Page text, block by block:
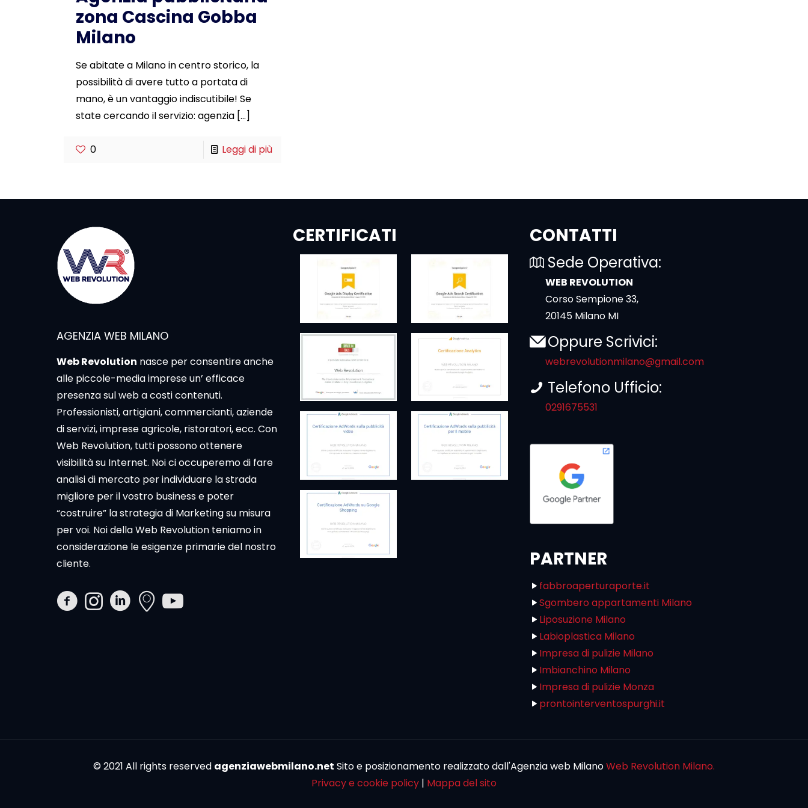
zona Cascina Gobba
Milano
Se abitate a Milano in centro storico, la
possibilità di avere tutto a portata di
mano, è un vantaggio indiscutibile! Se
state cercando il servizio: agenzia[…]
0 Leggi di più
AGENZIA WEB MILANO
Web Revolution nasce per consentire anche
alle piccole-media imprese un’ efficace
presenza sul web a costi contenuti.
Professionisti, artigiani, commercianti, aziende
di servizi, imprese agricole, ristoratori, ecc. Con
Web Revolution, tutti possono ottenere
visibilità su Internet. Noi ci occuperemo di fare
analisi di mercato per individuare la strada
migliore per il vostro business e poter
“costruire” la strategia di Marketing su misura
per voi. Noi della Web Revolution teniamo in
considerazione le esigenze primarie del nostro
cliente.
CERTIFICATI CONTATTI
Sede Operativa:
WEB REVOLUTION
Corso Sempione 33,
20145 Milano MI
Oppure Scrivici:
webrevolutionmilano@gmail.com
Telefono Ufficio:
0291675531
PARTNER
fabbroaperturaporte.it
Sgombero appartamenti Milano
Liposuzione Milano
Labioplastica Milano
Impresa di pulizie Milano
Imbianchino Milano
Impresa di pulizie Monza
prontointerventospurghi.it
© 2021 All rights reserved agenziawebmilano.net Sito e posizionamento realizzato dall'Agenzia web MilanoWeb Revolution Milano.
Privacy e cookie policy | Mappa del sito